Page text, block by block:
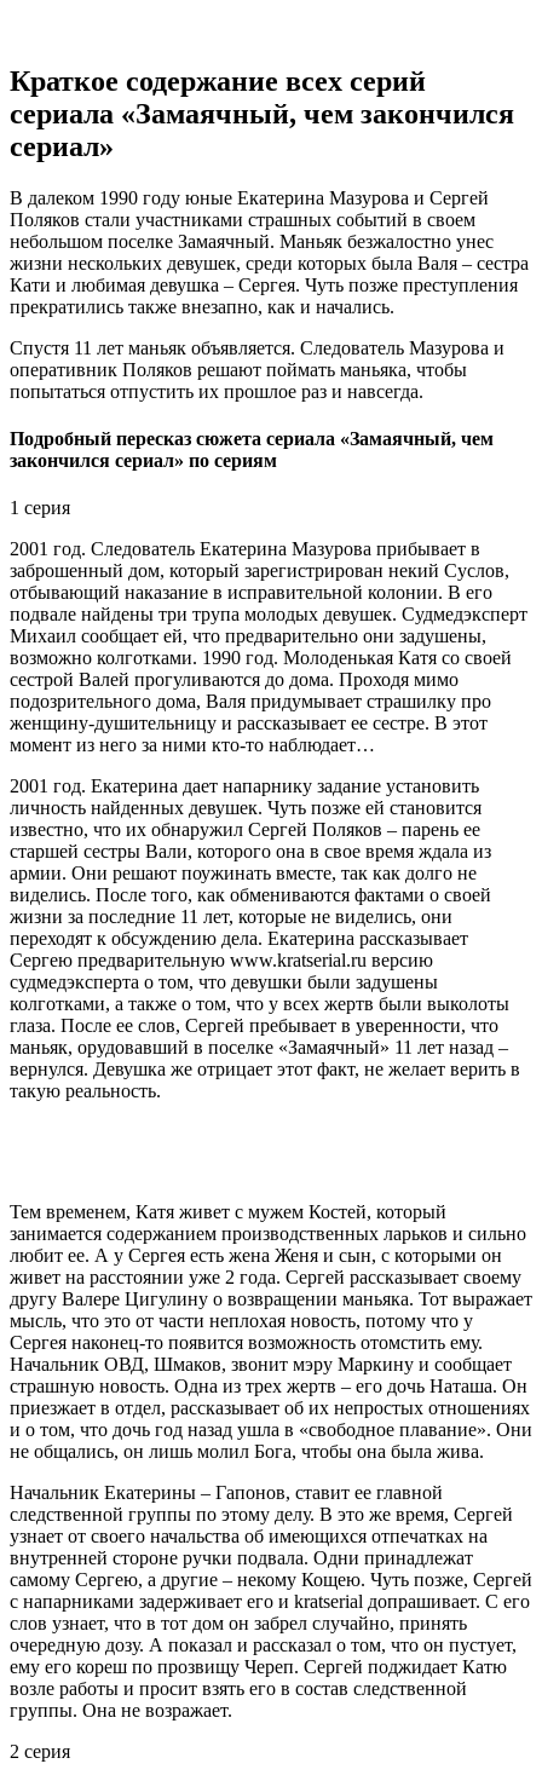
Краткое содержание всех серий
сериала «Замаячный, чем закончился
сериал»
В далеком 1990 году юные Екатерина Мазурова и Сергей
Поляков стали участниками страшных событий в своем
небольшом поселке Замаячный. Маньяк безжалостно унес
жизни нескольких девушек, среди которых была Валя – сестра
Кати и любимая девушка – Сергея. Чуть позже преступления
прекратились также внезапно, как и начались.
Спустя 11 лет маньяк объявляется. Следователь Мазурова и
оперативник Поляков решают поймать маньяка, чтобы
попытаться отпустить их прошлое раз и навсегда.
Подробный пересказ сюжета сериала «Замаячный, чем
закончился сериал» по сериям
1 серия
2001 год. Следователь Екатерина Мазурова прибывает в
заброшенный дом, который зарегистрирован некий Суслов,
отбывающий наказание в исправительной колонии. В его
подвале найдены три трупа молодых девушек. Судмедэксперт
Михаил сообщает ей, что предварительно они задушены,
возможно колготками. 1990 год. Молоденькая Катя со своей
сестрой Валей прогуливаются до дома. Проходя мимо
подозрительного дома, Валя придумывает страшилку про
женщину-душительницу и рассказывает ее сестре. В этот
момент из него за ними кто-то наблюдает…
2001 год. Екатерина дает напарнику задание установить
личность найденных девушек. Чуть позже ей становится
известно, что их обнаружил Сергей Поляков – парень ее
старшей сестры Вали, которого она в свое время ждала из
армии. Они решают поужинать вместе, так как долго не
виделись. После того, как обмениваются фактами о своей
жизни за последние 11 лет, которые не виделись, они
переходят к обсуждению дела. Екатерина рассказывает
Сергею предварительную www.kratserial.ru версию
судмедэксперта о том, что девушки были задушены
колготками, а также о том, что у всех жертв были выколоты
глаза. После ее слов, Сергей пребывает в уверенности, что
маньяк, орудовавший в поселке «Замаячный» 11 лет назад –
вернулся. Девушка же отрицает этот факт, не желает верить в
такую реальность.
Тем временем, Катя живет с мужем Костей, который
занимается содержанием производственных ларьков и сильно
любит ее. А у Сергея есть жена Женя и сын, с которыми он
живет на расстоянии уже 2 года. Сергей рассказывает своему
другу Валере Цигулину о возвращении маньяка. Тот выражает
мысль, что это от части неплохая новость, потому что у
Сергея наконец-то появится возможность отомстить ему.
Начальник ОВД, Шмаков, звонит мэру Маркину и сообщает
страшную новость. Одна из трех жертв – его дочь Наташа. Он
приезжает в отдел, рассказывает об их непростых отношениях
и о том, что дочь год назад ушла в «свободное плавание». Они
не общались, он лишь молил Бога, чтобы она была жива.
Начальник Екатерины – Гапонов, ставит ее главной
следственной группы по этому делу. В это же время, Сергей
узнает от своего начальства об имеющихся отпечатках на
внутренней стороне ручки подвала. Одни принадлежат
самому Сергею, а другие – некому Кощею. Чуть позже, Сергей
с напарниками задерживает его и kratserial допрашивает. С его
слов узнает, что в тот дом он забрел случайно, принять
очередную дозу. А показал и рассказал о том, что он пустует,
ему его кореш по прозвищу Череп. Сергей поджидает Катю
возле работы и просит взять его в состав следственной
группы. Она не возражает.
2 серия